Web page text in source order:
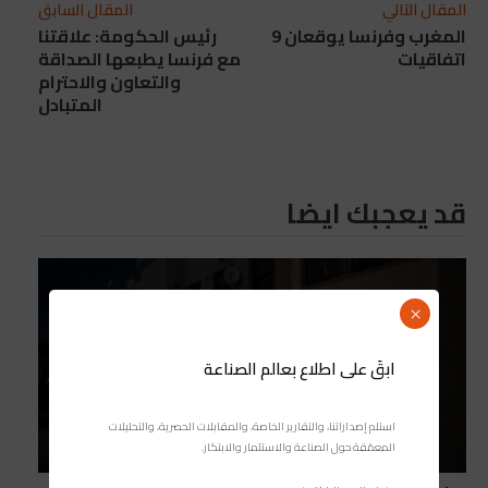
المقال السابق
رئيس الحكومة: علاقتنا
مع فرنسا يطبعها الصداقة
والتعاون والاحترام
المتبادل
المقال التالي
المغرب وفرنسا يوقعان 9
اتفاقيات
قد يعجبك ايضا
ابقَ على اطلاع بعالم الصناعة
استلم إصداراتنا، والتقارير الخاصة، والمقابلات الحصرية، والتحليلات
المعمّقة حول الصناعة والاستثمار والابتكار.
×